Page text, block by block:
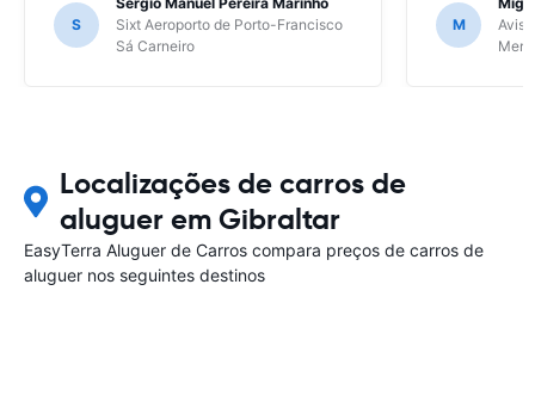
S
Sixt Aeroporto de Porto-Francisco
Sá Carneiro
M
Avis
Localizações de carros de
aluguer em Gibraltar
EasyTerra Aluguer de Carros compara preços de carros de
aluguer nos seguintes destinos